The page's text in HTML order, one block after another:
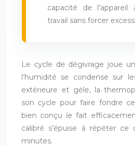
capacité de
travail sans forcer
Le cycle de dégivrage joue
l’humidité se condense sur
extérieure et gèle, la
son cycle pour faire fondre
bien conçu le fait
calibré s’épuise à répéter
minutes.